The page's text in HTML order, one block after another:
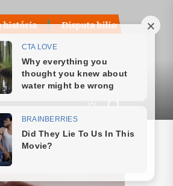
bilionária sobre royalties do
na gestação